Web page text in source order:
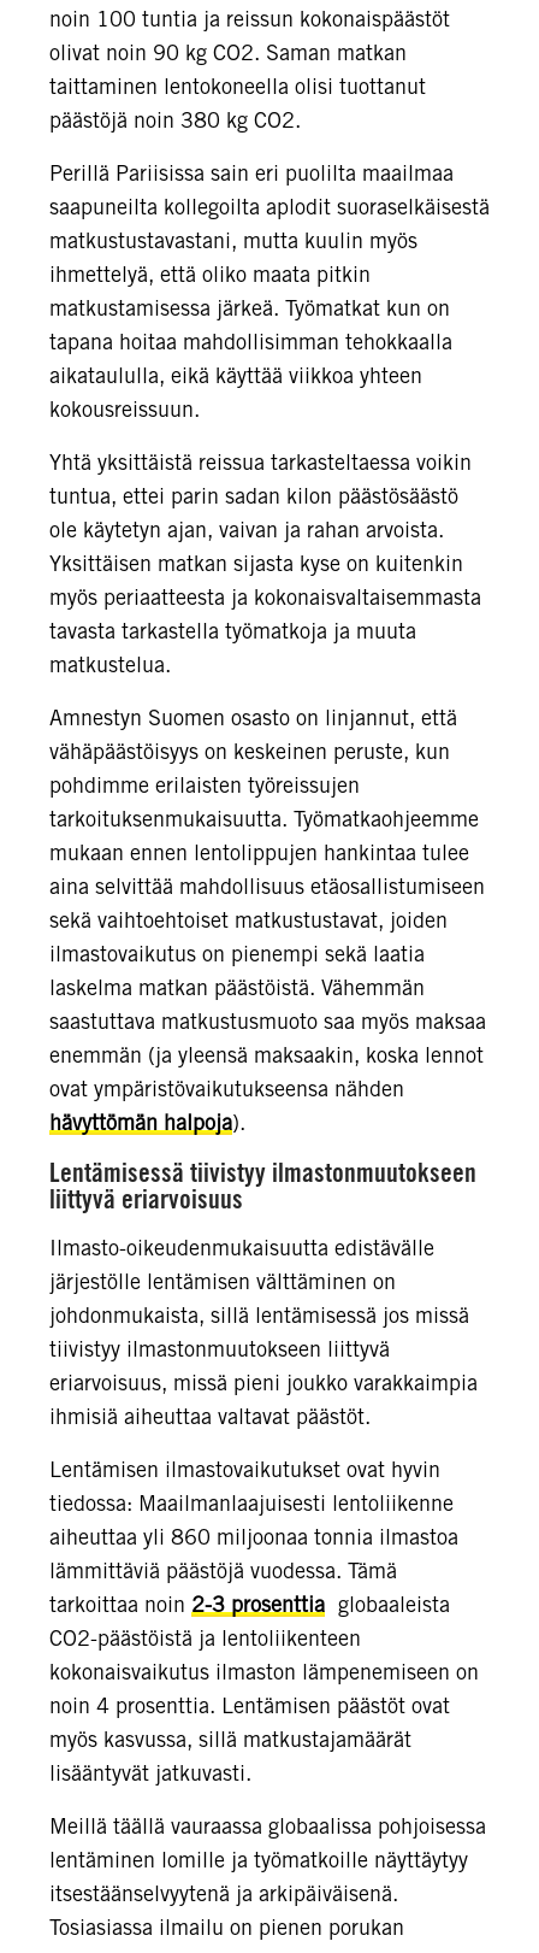
noin 100 tuntia ja reissun kokonaispäästöt
olivat noin 90 kg CO2. Saman matkan
taittaminen lentokoneella olisi tuottanut
päästöjä noin 380 kg CO2.
Perillä Pariisissa sain eri puolilta maailmaa
saapuneilta kollegoilta aplodit suoraselkäisestä
matkustustavastani, mutta kuulin myös
ihmettelyä, että oliko maata pitkin
matkustamisessa järkeä. Työmatkat kun on
tapana hoitaa mahdollisimman tehokkaalla
aikataululla, eikä käyttää viikkoa yhteen
kokousreissuun.
Yhtä yksittäistä reissua tarkasteltaessa voikin
tuntua, ettei parin sadan kilon päästösäästö
ole käytetyn ajan, vaivan ja rahan arvoista.
Yksittäisen matkan sijasta kyse on kuitenkin
myös periaatteesta ja kokonaisvaltaisemmasta
tavasta tarkastella työmatkoja ja muuta
matkustelua.
Amnestyn Suomen osasto on linjannut, että
vähäpäästöisyys on keskeinen peruste, kun
pohdimme erilaisten työreissujen
tarkoituksenmukaisuutta. Työmatkaohjeemme
mukaan ennen lentolippujen hankintaa tulee
aina selvittää mahdollisuus etäosallistumiseen
sekä vaihtoehtoiset matkustustavat, joiden
ilmastovaikutus on pienempi sekä laatia
laskelma matkan päästöistä. Vähemmän
saastuttava matkustusmuoto saa myös maksaa
enemmän (ja yleensä maksaakin, koska lennot
ovat ympäristövaikutukseensa nähden
hävyttömän halpoja).
Lentämisessä tiivistyy ilmastonmuutokseen
liittyvä eriarvoisuus
Ilmasto-oikeudenmukaisuutta edistävälle
järjestölle lentämisen välttäminen on
johdonmukaista, sillä lentämisessä jos missä
tiivistyy ilmastonmuutokseen liittyvä
eriarvoisuus, missä pieni joukko varakkaimpia
ihmisiä aiheuttaa valtavat päästöt.
Lentämisen ilmastovaikutukset ovat hyvin
tiedossa: Maailmanlaajuisesti lentoliikenne
aiheuttaa yli 860 miljoonaa tonnia ilmastoa
lämmittäviä päästöjä vuodessa. Tämä
tarkoittaa noin 2-3 prosenttia globaaleista
CO2-päästöistä ja lentoliikenteen
kokonaisvaikutus ilmaston lämpenemiseen on
noin 4 prosenttia. Lentämisen päästöt ovat
myös kasvussa, sillä matkustajamäärät
lisääntyvät jatkuvasti.
Meillä täällä vauraassa globaalissa pohjoisessa
lentäminen lomille ja työmatkoille näyttäytyy
itsestäänselvyytenä ja arkipäiväisenä.
Tosiasiassa ilmailu on pienen porukan